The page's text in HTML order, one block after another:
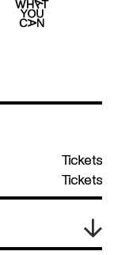
Tickets
Tickets